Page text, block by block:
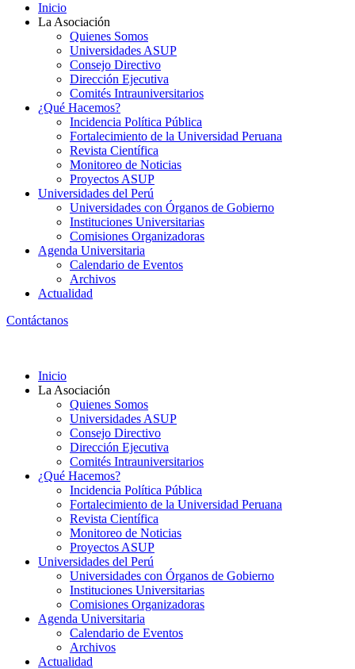
Inicio
La Asociación
Quienes Somos
Universidades ASUP
Consejo Directivo
Dirección Ejecutiva
Comités Intrauniversitarios
¿Qué Hacemos?
Incidencia Política Pública
Fortalecimiento de la Universidad Peruana
Revista Científica
Monitoreo de Noticias
Proyectos ASUP
Universidades del Perú
Universidades con Órganos de Gobierno
Instituciones Universitarias
Comisiones Organizadoras
Agenda Universitaria
Calendario de Eventos
Archivos
Actualidad
Contáctanos
Inicio
La Asociación
Quienes Somos
Universidades ASUP
Consejo Directivo
Dirección Ejecutiva
Comités Intrauniversitarios
¿Qué Hacemos?
Incidencia Política Pública
Fortalecimiento de la Universidad Peruana
Revista Científica
Monitoreo de Noticias
Proyectos ASUP
Universidades del Perú
Universidades con Órganos de Gobierno
Instituciones Universitarias
Comisiones Organizadoras
Agenda Universitaria
Calendario de Eventos
Archivos
Actualidad